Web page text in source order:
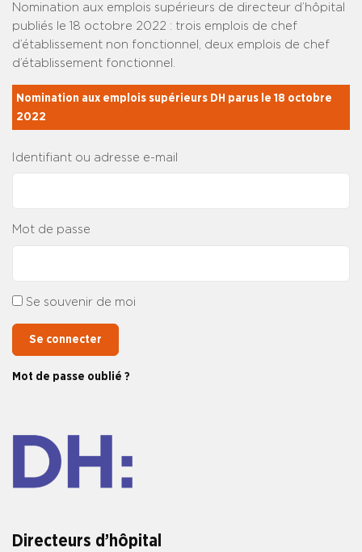
Directeurs d’hôpital
Nomination aux emplois supérieurs de directeur d’hôpital
publiés le 18 octobre 2022 : trois emplois de chef
d’établissement non fonctionnel, deux emplois de chef
d’établissement fonctionnel.
Nomination aux emplois supérieurs DH parus le 18 octobre
2022
Identifiant ou adresse e-mail
Mot de passe
Se souvenir de moi
Se connecter
Mot de passe oublié ?